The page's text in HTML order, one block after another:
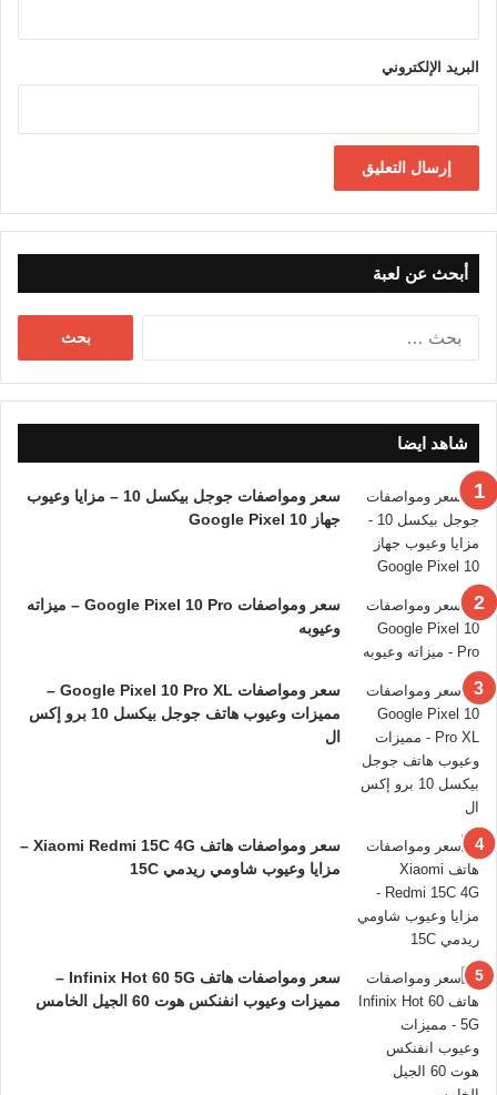
البريد الإلكتروني
أبحث عن لعبة
شاهد ايضا
سعر ومواصفات جوجل بيكسل 10 – مزايا وعيوب
جهاز Google Pixel 10
سعر ومواصفات Google Pixel 10 Pro – ميزاته
وعيوبه
سعر ومواصفات Google Pixel 10 Pro XL –
مميزات وعيوب هاتف جوجل بيكسل 10 برو إكس
ال
سعر ومواصفات هاتف Xiaomi Redmi 15C 4G –
مزايا وعيوب شاومي ريدمي 15C
سعر ومواصفات هاتف Infinix Hot 60 5G –
مميزات وعيوب انفنكس هوت 60 الجيل الخامس